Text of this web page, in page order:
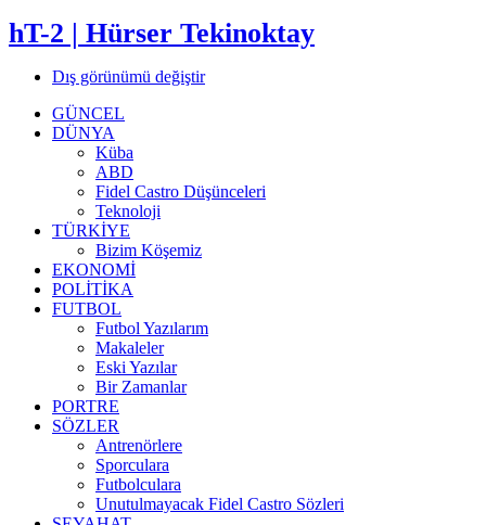
hT-2 | Hürser Tekinoktay
Dış görünümü değiştir
GÜNCEL
DÜNYA
Küba
ABD
Fidel Castro Düşünceleri
Teknoloji
TÜRKİYE
Bizim Köşemiz
EKONOMİ
POLİTİKA
FUTBOL
Futbol Yazılarım
Makaleler
Eski Yazılar
Bir Zamanlar
PORTRE
SÖZLER
Antrenörlere
Sporculara
Futbolculara
Unutulmayacak Fidel Castro Sözleri